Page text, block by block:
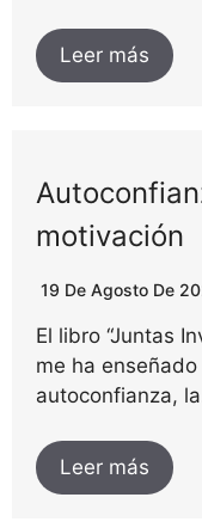
Leer más
motivación
19 De Agosto De
El libro “Juntas
me ha
autoconfianza,
Leer más